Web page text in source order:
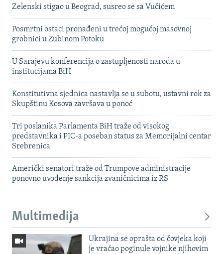
Zelenski stigao u Beograd, susreo se sa Vučićem
Posmrtni ostaci pronađeni u trećoj mogućoj masovnoj
grobnici u Zubinom Potoku
U Sarajevu konferencija o zastupljenosti naroda u
institucijama BiH
Konstitutivna sjednica nastavlja se u subotu, ustavni rok za
Skupštinu Kosova završava u ponoć
Tri poslanika Parlamenta BiH traže od visokog
predstavnika i PIC-a poseban status za Memorijalni centar
Srebrenica
Američki senatori traže od Trumpove administracije
ponovno uvođenje sankcija zvaničnicima iz RS
Multimedija
Ukrajina se oprašta od čovjeka koji
je vraćao poginule vojnike njihovim